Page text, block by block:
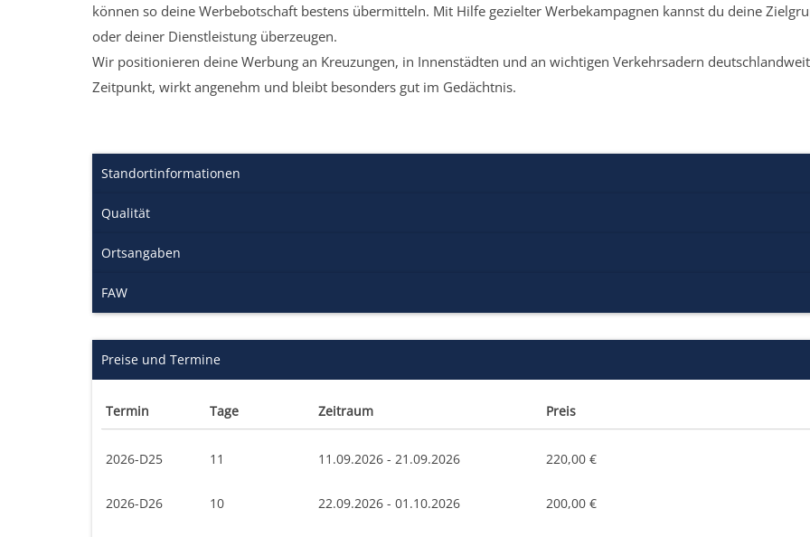
können so deine Werbebotschaft bestens übermitteln. Mit Hilfe gezielter Werbekampagnen kannst du deine
oder deiner Dienstleistung überzeugen.
Wir positionieren deine Werbung an Kreuzungen, in Innenstädten und an wichtigen Verkehrsadern
Zeitpunkt, wirkt angenehm und bleibt besonders gut im Gedächtnis.
Standortinformationen
Qualität
Ortsangaben
FAW
Preise und Termine
Termin Tage Zeitraum Preis
2026-D25 11 11.09.2026 - 21.09.2026 220,00 €
2026-D26 10 22.09.2026 - 01.10.2026 200,00 €